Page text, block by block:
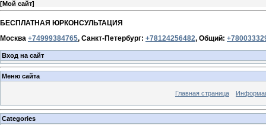
[Мой сайт]
БЕСПЛАТНАЯ ЮРКОНСУЛЬТАЦИЯ
Москва +74999384765, Санкт-Петербург: +78124256482, Общий:
Вход на сайт
Меню сайта
Главная страница
Categories